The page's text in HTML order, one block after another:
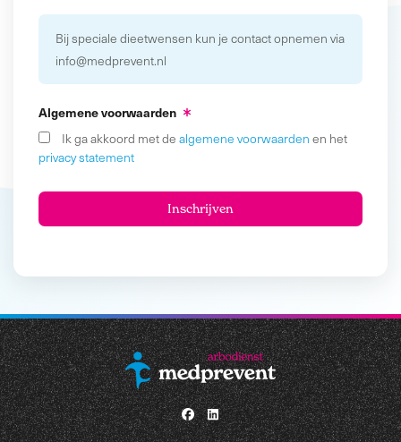
Bij speciale dieetwensen kun je contact opnemen via
info@medprevent.nl
Algemene voorwaarden
Ik ga akkoord met de algemene voorwaarden en het
privacy statement